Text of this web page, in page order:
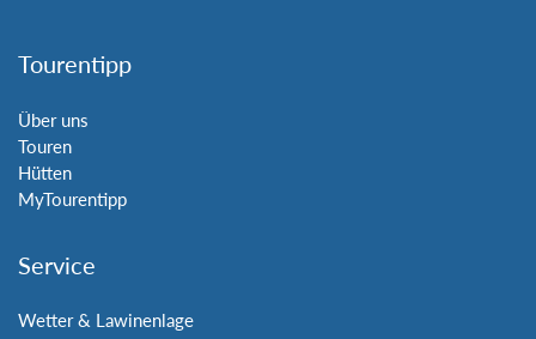
Tourentipp
Über uns
Touren
Hütten
MyTourentipp
Service
Wetter & Lawinenlage